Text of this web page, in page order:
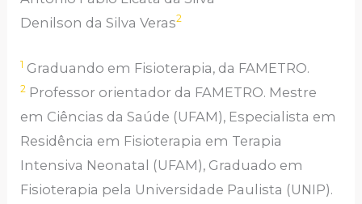
Denilson da Silva Veras2
1 Graduando em Fisioterapia, da FAMETRO.
2 Professor orientador da FAMETRO. Mestre
em Ciências da Saúde (UFAM), Especialista em
Residência em Fisioterapia em Terapia
Intensiva Neonatal (UFAM), Graduado em
Fisioterapia pela Universidade Paulista (UNIP).